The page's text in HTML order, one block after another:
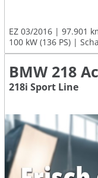
EZ 03/2016
97.901
100 kW (136 PS)
BMW 218
218i Sport Line